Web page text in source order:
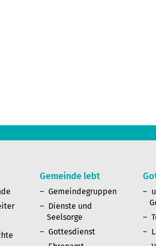
Gemeinde lebt
Gemeindegruppen
Dienste und
Seelsorge
Gottesdienst